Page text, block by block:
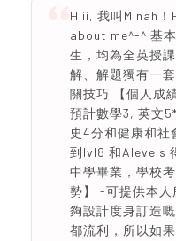
Hiii, 我叫Minah
about me^-^ 基
生，均為全英授
解、解題獨有一
關技巧 【個人成
預計數學3, 英文
史4分和健康和社
到lvl8 和Alevels
中學畢業，學校
勢】 -可提供本
夠設計度身訂造
都流利，所以如